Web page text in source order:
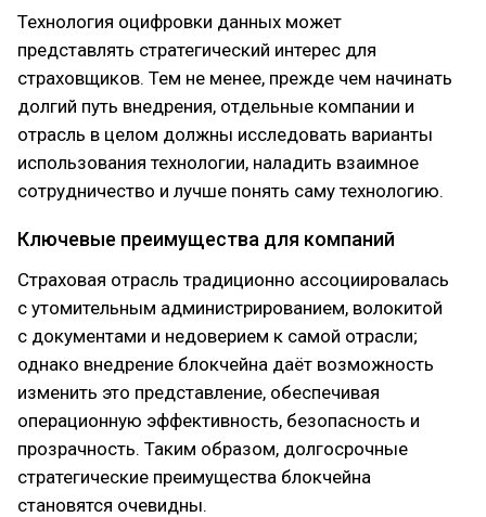
Технология оцифровки данных может
представлять стратегический интерес для
страховщиков. Тем не менее, прежде чем начинать
долгий путь внедрения, отдельные компании и
отрасль в целом должны исследовать варианты
использования технологии, наладить взаимное
сотрудничество и лучше понять саму технологию.
Ключевые преимущества для компаний
Страховая отрасль традиционно ассоциировалась
с утомительным администрированием, волокитой
с документами и недоверием к самой отрасли;
однако внедрение блокчейна даёт возможность
изменить это представление, обеспечивая
операционную эффективность, безопасность и
прозрачность. Таким образом, долгосрочные
стратегические преимущества блокчейна
становятся очевидны.